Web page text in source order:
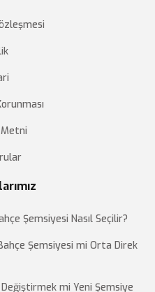
Şemsiyesi Nasıl Seçilir?
Şemsiyesi mi Orta Direk
Değiştirmek mi Yeni Şemsiye